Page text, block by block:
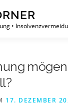
•
17. DEZEMBER